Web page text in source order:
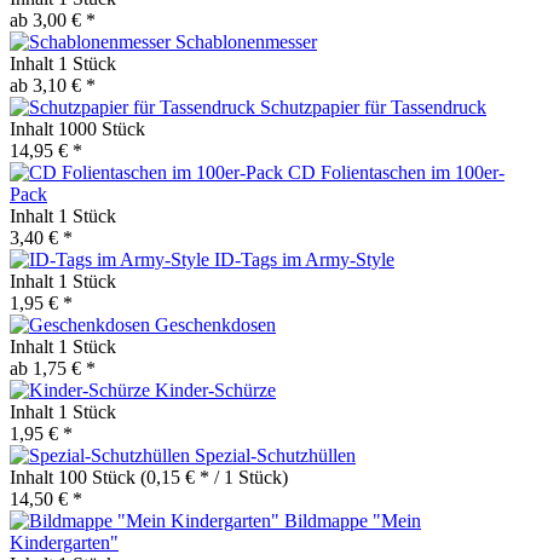
ab 3,00 € *
Schablonenmesser
Inhalt 1 Stück
ab 3,10 € *
Schutzpapier für Tassendruck
Inhalt 1000 Stück
14,95 € *
CD Folientaschen im 100er-
Pack
Inhalt 1 Stück
3,40 € *
ID-Tags im Army-Style
Inhalt 1 Stück
1,95 € *
Geschenkdosen
Inhalt 1 Stück
ab 1,75 € *
Kinder-Schürze
Inhalt 1 Stück
1,95 € *
Spezial-Schutzhüllen
Inhalt 100 Stück (0,15 € * / 1 Stück)
14,50 € *
Bildmappe "Mein
Kindergarten"